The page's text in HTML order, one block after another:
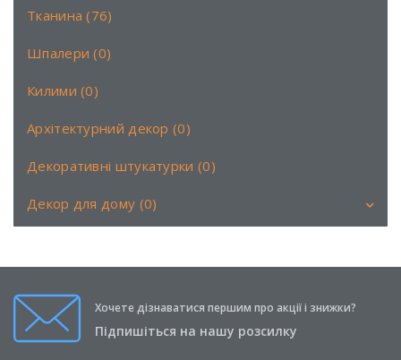
Тканина (76)
Шпалери (0)
Килими (0)
Архітектурний декор (0)
Декоративні штукатурки (0)
Декор для дому (0)
Свічки (0)Хочете дізнаватися першим про акції і знижки?
Підпишіться на нашу розсилку